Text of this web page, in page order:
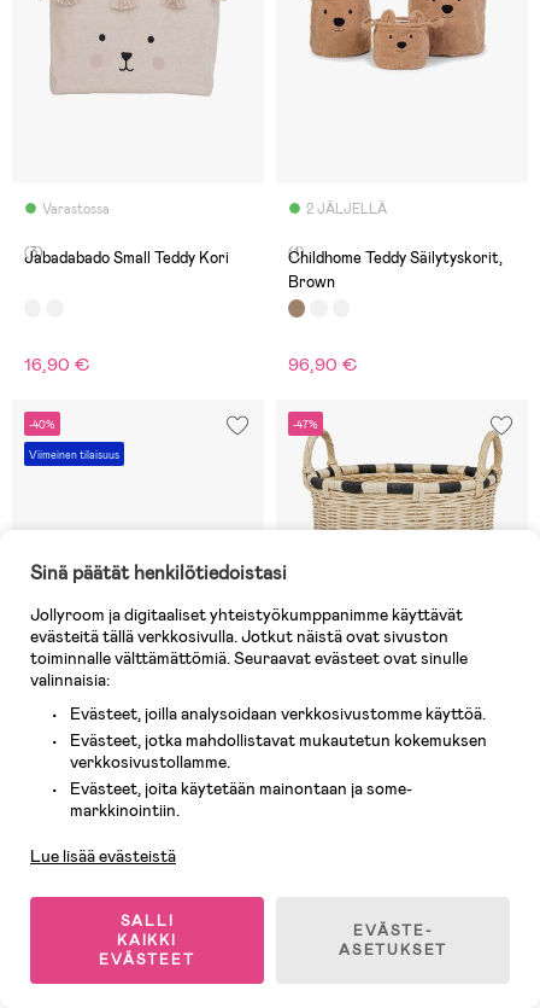
Varastossa
(3)
Jabadabado Small Teddy Kori
16,90 €
2 JÄLJELLÄ
(1)
Childhome Teddy Säilytyskorit,
Brown
96,90 €
-40%
Viimeinen tilaisuus
3 JÄLJELLÄ
Bloomingville Fenter Korit
59,90 €
-47%
Ovh: 93,90 €
Ilmaiset toimituskulut
Sinä päätät henkilötiedoistasi
Jollyroom ja digitaaliset yhteistyökumppanimme käyttävät
evästeitä tällä verkkosivulla. Jotkut näistä ovat sivuston
toiminnalle välttämättömiä. Seuraavat evästeet ovat sinulle
valinnaisia:
Evästeet, joilla analysoidaan verkkosivustomme käyttöä.
Evästeet, jotka mahdollistavat mukautetun kokemuksen
verkkosivustollamme.
Evästeet, joita käytetään mainontaan ja some-
markkinointiin.
Lue lisää evästeistä
SALLI
KAIKKI
EVÄSTEET
EVÄSTE-
ASETUKSET